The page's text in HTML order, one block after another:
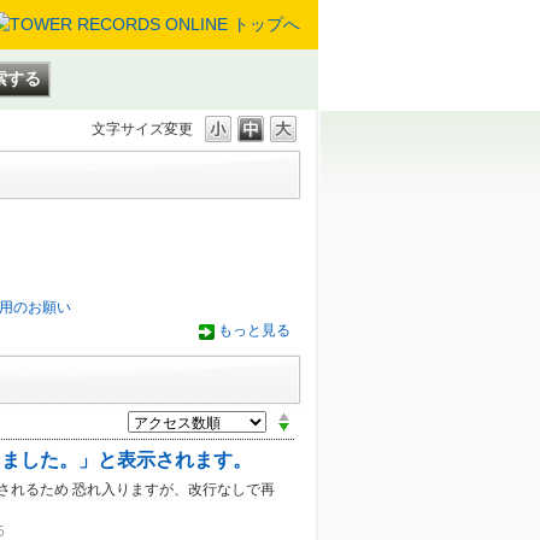
文字サイズ変更
のお願い
もっと見る
した。」と表示されます。
れるため 恐れ入りますが、改行なしで再